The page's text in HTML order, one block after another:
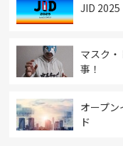
JID 2025
マスク
事！
オープ
ド